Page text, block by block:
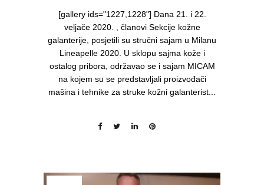
[gallery ids="1227,1228"] Dana 21. i 22.
veljače 2020. , članovi Sekcije kožne
galanterije, posjetili su stručni sajam u Milanu
Lineapelle 2020. U sklopu sajma kože i
ostalog pribora, održavao se i sajam MICAM
na kojem su se predstavljali proizvođači
mašina i tehnike za struke kožni galanterist...